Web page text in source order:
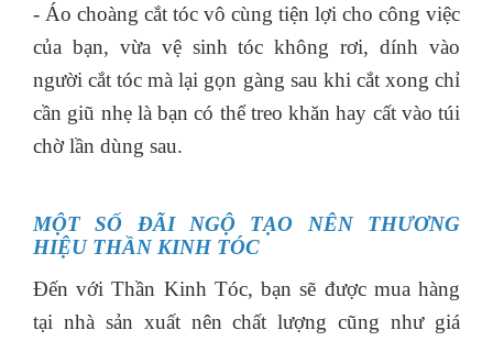
- Áo choàng cắt tóc vô cùng tiện lợi cho công việc
của bạn, vừa vệ sinh tóc không rơi, dính vào
người cắt tóc mà lại gọn gàng sau khi cắt xong chỉ
cần giũ nhẹ là bạn có thể treo khăn hay cất vào túi
chờ lần dùng sau.
MỘT SỐ ĐÃI NGỘ TẠO NÊN THƯƠNG
HIỆU THẦN KINH TÓC
Đến với Thần Kinh Tóc, bạn sẽ được mua hàng
tại nhà sản xuất nên chất lượng cũng như giá